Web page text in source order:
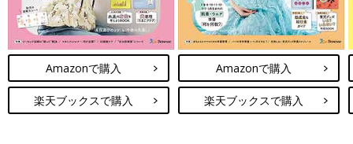
Amazonで購入
楽天ブックスで購入
Amazonで購入
楽天ブックスで購入